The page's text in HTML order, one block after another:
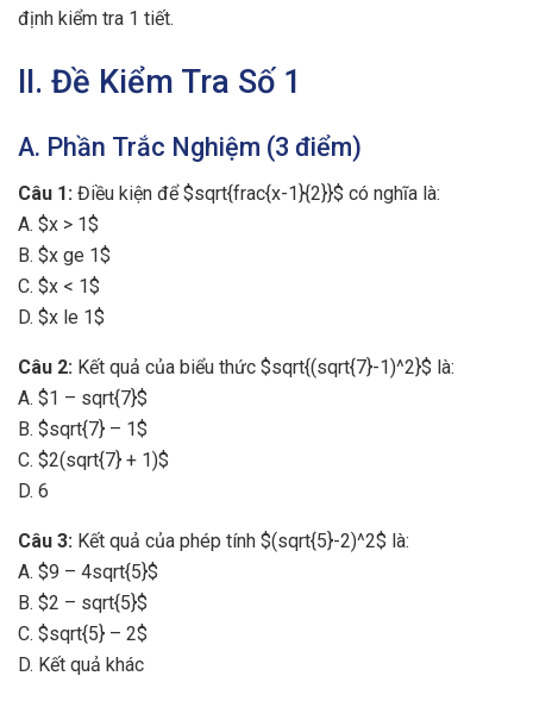
định kiểm tra 1 tiết.
II. Đề Kiểm Tra Số 1
A. Phần Trắc Nghiệm (3 điểm)
Câu 1: Điều kiện để $sqrt{frac{x-1}{2}}$ có nghĩa là:
A. $x > 1$
B. $x ge 1$
C. $x < 1$
D. $x le 1$
Câu 2: Kết quả của biểu thức $sqrt{(sqrt{7}-1)^2}$ là:
A. $1 – sqrt{7}$
B. $sqrt{7} – 1$
C. $2(sqrt{7} + 1)$
D. 6
Câu 3: Kết quả của phép tính $(sqrt{5}-2)^2$ là:
A. $9 – 4sqrt{5}$
B. $2 – sqrt{5}$
C. $sqrt{5} – 2$
D. Kết quả khác